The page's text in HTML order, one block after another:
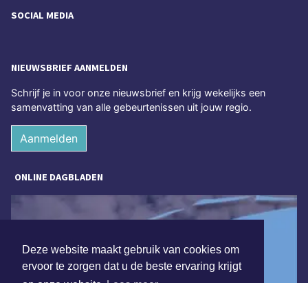
Deze website maakt gebruik van cookies om
ervoor te zorgen dat u de beste ervaring krijgt
SOCIAL MEDIA
NIEUWSBRIEF AANMELDEN
Schrijf je in voor onze nieuwsbrief en krijg wekelijks een
samenvatting van alle gebeurtenissen uit jouw regio.
Aanmelden
ONLINE DAGBLADEN